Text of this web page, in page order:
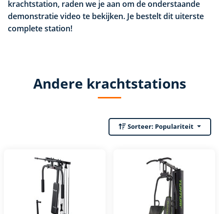
krachtstation, raden we je aan om de onderstaande
demonstratie video te bekijken. Je bestelt dit uiterste
complete station!
Andere krachtstations
Sorteer: Populariteit